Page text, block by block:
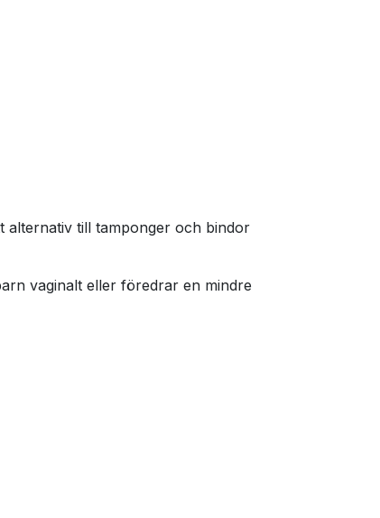
alternativ till tamponger och bindor
vaginalt eller föredrar en mindre